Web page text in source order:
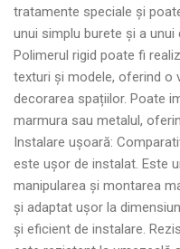
tratamente speciale și
unui simplu burete și a
Polimerul rigid poate fi
texturi și modele, oferind o
decorarea spațiilor. Poate
marmura sau metalul,
Instalare ușoară:
este ușor de instalat. Este
manipularea și montarea
și adaptat ușor la
și eficient de instalare.